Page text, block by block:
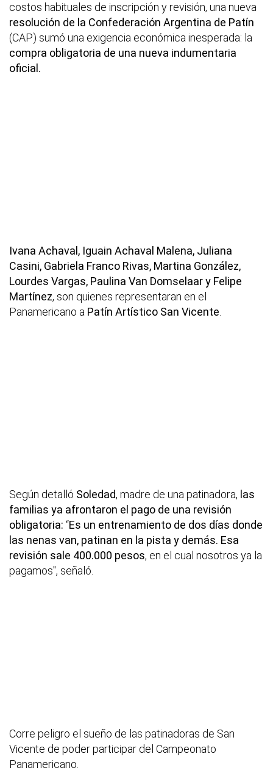
costos habituales de inscripción y revisión, una nueva
resolución de la Confederación Argentina de Patín
(CAP) sumó una exigencia económica inesperada: la
compra obligatoria de una nueva indumentaria
oficial.
Ivana Achaval, Iguain Achaval Malena, Juliana
Casini, Gabriela Franco Rivas, Martina González,
Lourdes Vargas, Paulina Van Domselaar y Felipe
Martínez, son quienes representaran en el
Panamericano a Patín Artístico San Vicente.
Según detalló Soledad, madre de una patinadora, las
familias ya afrontaron el pago de una revisión
obligatoria: “Es un entrenamiento de dos días donde
las nenas van, patinan en la pista y demás. Esa
revisión sale 400.000 pesos, en el cual nosotros ya la
pagamos", señaló.
Corre peligro el sueño de las patinadoras de San
Vicente de poder participar del Campeonato
Panamericano.